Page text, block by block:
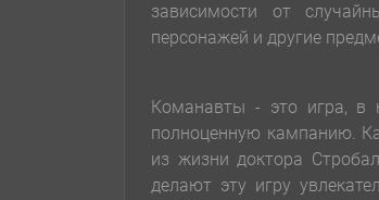
зависимости от
персонажей и другие
Команавты - это игра, в
полноценную кампанию.
из жизни доктора
делают эту игру